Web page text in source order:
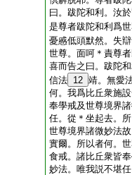
曰。跋陀和利。汝
是尊者跋陀和利爲
憂慼低頭默然。失
世尊。面呵＊責尊
喜而告之曰。跋陀
信法 12 靖。無愛
何。我爲比丘衆施
奉學戒及世尊境界
任。從＊坐起去。
世尊境界諸微妙法
實爾。所以者何。
食戒。諸比丘衆皆
妙法。唯我説不堪